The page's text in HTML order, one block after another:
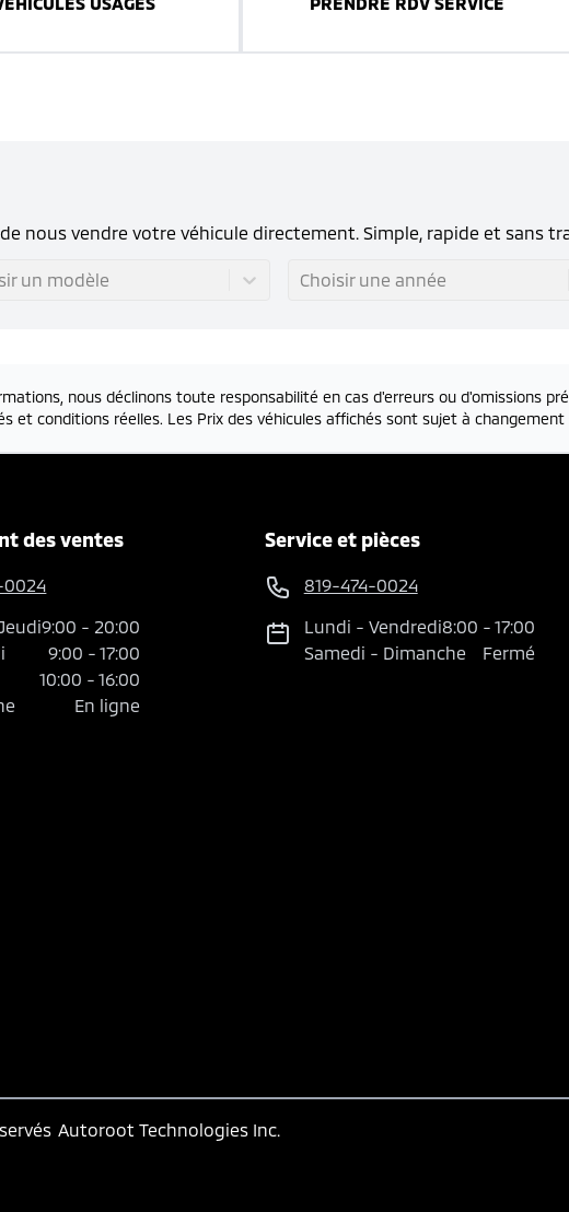
nous vendre votre véhicule directement. Simple, rapide et sans
un modèle Choisir une année
nous déclinons toute responsabilité en cas d'erreurs ou d'omissions
et conditions réelles. Les Prix des véhicules affichés sont sujet à changement
des ventes
0024
9:00 - 20:00
9:00 - 17:00
10:00 - 16:00
En ligne
Service et pièces
819-474-0024
Lundi - Vendredi8:00 - 17:00
Samedi - Dimanche Fermé
Autoroot Technologies Inc.